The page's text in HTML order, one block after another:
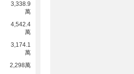
3,338.9
萬
4,542.4
萬
3,174.1
萬
2,298萬